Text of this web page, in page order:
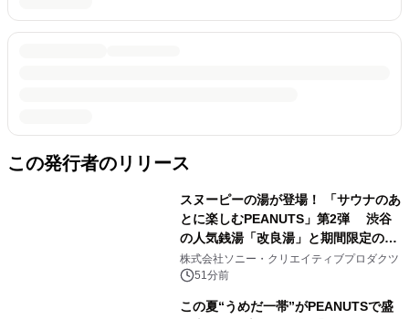
この発行者のリリース
スヌーピーの湯が登場！ 「サウナのあ
とに楽しむPEANUTS」第2弾 渋谷
の人気銭湯「改良湯」と期間限定のコ
ラボレーション サウナイキタイコラ
ボグッズも発売決定！
株式会社ソニー・クリエイティブプロダクツ
51分前
この夏“うめだ一帯”がPEANUTSで盛